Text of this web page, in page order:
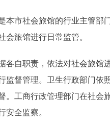
况
京
市社会旅馆的行业主管部门
会旅馆进行日常监管。
自职责，依法对社会旅馆进
监督管理。卫生行政部门依
。工商行政管理部门在社会
安全监察。